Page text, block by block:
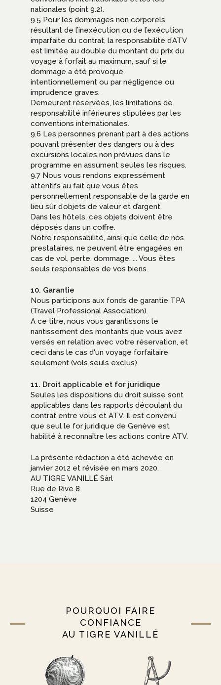
nationales (point 9.2).
9.5 Pour les dommages non corporels
résultant de l’inexécution ou de l’exécution
imparfaite du contrat, la responsabilité d’ATV
est limitée au double du montant du prix du
voyage à forfait au maximum, sauf si le
dommage a été provoqué
intentionnellement ou par négligence ou
imprudence graves.
Demeurent réservées, les limitations de
responsabilité inférieures stipulées par les
conventions internationales.
9.6 Les personnes prenant part à des actions
pouvant présenter des dangers ou à des
excursions locales non prévues dans le
programme en assument seules les risques.
9.7 Nous vous rendons expressément
attentifs au fait que vous êtes
personnellement responsable de la garde en
lieu sûr d’objets de valeur et d’argent.
Dans les hôtels, ces objets doivent être
déposés dans un coffre.
Notre responsabilité, ainsi que celle de nos
prestataires, ne peuvent être engagées en
cas de vol, perte, dommage, ... Vous êtes
seuls responsables de vos biens.
10. Garantie
Nous participons aux fonds de garantie TPA
(Travel Professional Association).
A ce titre, nous vous garantissons le
nantissement des montants que vous avez
versés en relation avec votre réservation, et
ceci dans le cas d'un voyage forfaitaire
seulement (vols seuls exclus).
11. Droit applicable et for juridique
Seules les dispositions du droit suisse sont
applicables dans les rapports découlant du
contrat entre vous et ATV. Il est convenu
que seul le for juridique de Genève est
habilité à reconnaître les actions contre ATV.
La présente rédaction a été achevée en
janvier 2012 et révisée en mars 2020.
AU TIGRE VANILLÉ Sàrl
Rue de Rive 8
1204 Genève
Suisse
POURQUOI FAIRE
CONFIANCE
AU TIGRE VANILLÉ